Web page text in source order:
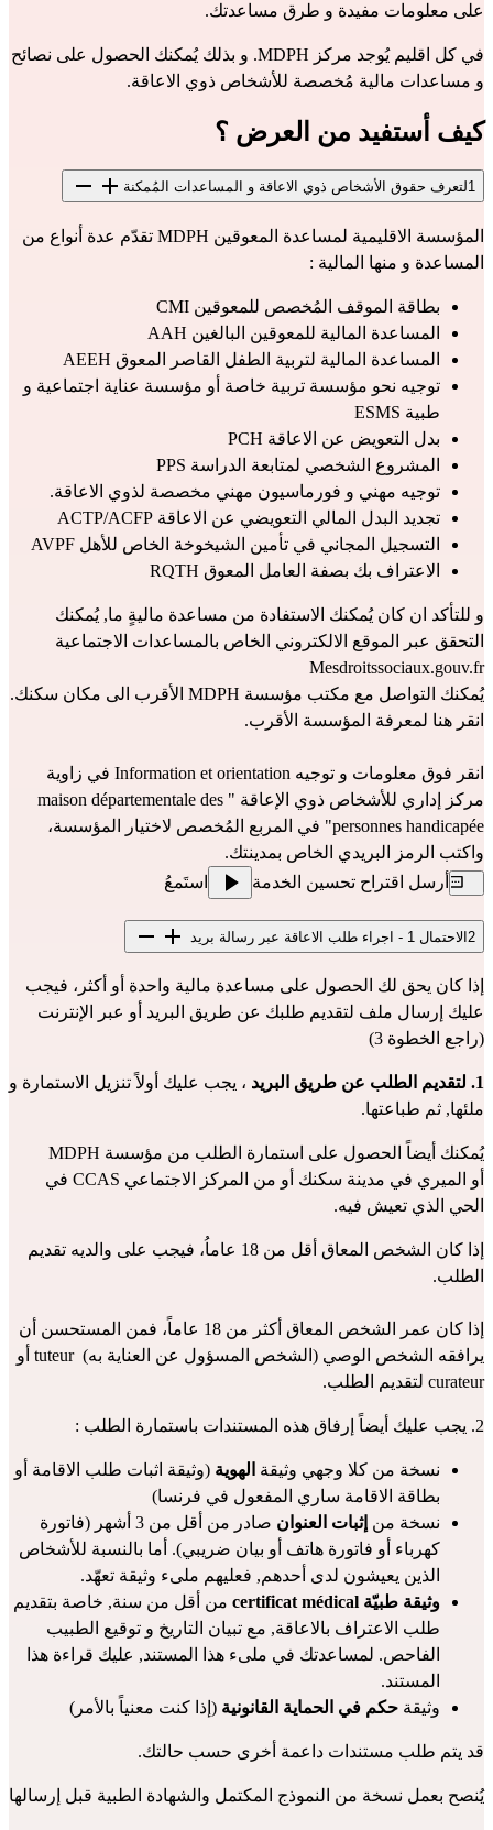
على معلومات مفيدة و طرق مساعدتك.
و مساعدات مالية مُخصصة للأشخاص ذوي الاعاقة.
كيف أستفيد من العرض ؟
1لتعرف حقوق الأشخاص ذوي الاعاقة و المساعدات المُمكنة
المساعدة و منها المالية :
بطاقة الموقف المُخصص للمعوقين CMI
المساعدة المالية للمعوقين البالغين AAH
المساعدة المالية لتربية الطفل القاصر المعوق AEEH
طبية ESMS
بدل التعويض عن الاعاقة PCH
المشروع الشخصي لمتابعة الدراسة PPS
توجيه مهني و فورماسيون مهني مخصصة لذوي الاعاقة.
تجديد البدل المالي التعويضي عن الاعاقة ACTP/ACFP
التسجيل المجاني في تأمين الشيخوخة الخاص للأهل AVPF
الاعتراف بك بصفة العامل المعوق RQTH
التحقق عبر الموقع الالكتروني الخاص بالمساعدات الاجتماعية
Mesdroitssociaux.gouv.fr
يُمكنك التواصل مع مكتب مؤسسة MDPH الأقرب الى مكان سكنك.
انقر هنا لمعرفة المؤسسة الأقرب.
مركز إداري للأشخاص ذوي الإعاقة "maison départementale des
واكتب الرمز البريدي الخاص بمدينتك.
أرسل اقتراح تحسين الخدمة
استَمعُ
2الاحتمال 1 - اجراء طلب الاعاقة عبر رسالة بريد
(راجع الخطوة 3)
1. لتقديم الطلب عن طريق البريد ، يجب عليك أولاً تنزيل الاستمارة
ملئها, ثم طباعتها.
أو الميري في مدينة سكنك
الحي الذي تعيش فيه.
الطلب.
curateur لتقديم الطلب.
2. يجب عليك أيضاً إرفاق هذه المستندات باستمارة الطلب :
نسخة من كلا وجهي وثيقة الهوية
بطاقة الاقامة ساري المفعول في فرنسا)
نسخة من إثبات العنوان
الذين يعيشون لدى أحدهم, فعليهم ملىء وثيقة تعهّد.
وثيقة طبيّة certificat médical
من أقل من سنة,
طلب الاعتراف بالاعاقة
الفاحص. لمساعدتك في ملىء هذا المستند,
المستند.
وثيقة حكم في الحماية القانونية (إذا كنت معنياً بالأمر)
قد يتم طلب مستندات داعمة أخرى حسب حالتك.
يُنصح بعمل نسخة من النموذج المكتمل والشهادة الطبية قبل إرسالها